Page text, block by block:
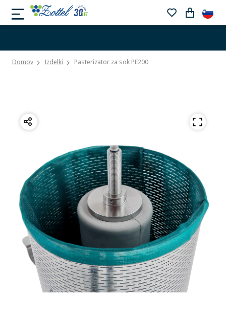
Domov Izdelki Pasterizator za sok PE200